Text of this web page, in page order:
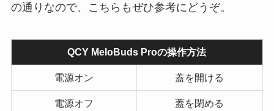
の通りなので、こちらもぜひ参考にどうぞ。
QCY MeloBuds Proの操作方法
電源オン 蓋を開ける
電源オフ 蓋を閉める